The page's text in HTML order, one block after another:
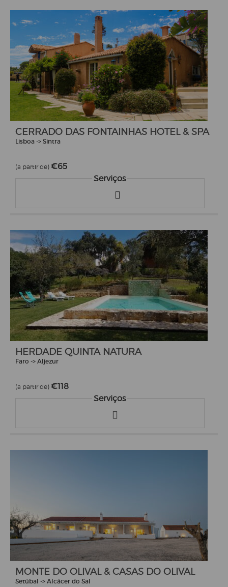
CERRADO DAS FONTAINHAS HOTEL & SPA
Lisboa -> Sintra
(a partir de) €65
Serviços
HERDADE QUINTA NATURA
Faro -> Aljezur
(a partir de) €118
Serviços
MONTE DO OLIVAL & CASAS DO OLIVAL
Setúbal -> Alcácer do Sal